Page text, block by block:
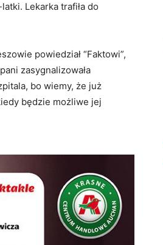
Lekarka trafiła do
powiedział “Faktowi”,
zasygnalizowała
bo wiemy, że już
będzie możliwe jej